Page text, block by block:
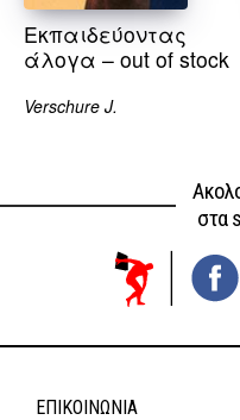
Εκπαιδεύοντας
άλογα – out of stock
Verschure J.
στα
ΕΠΙΚΟΙΝΩΝΊΑ